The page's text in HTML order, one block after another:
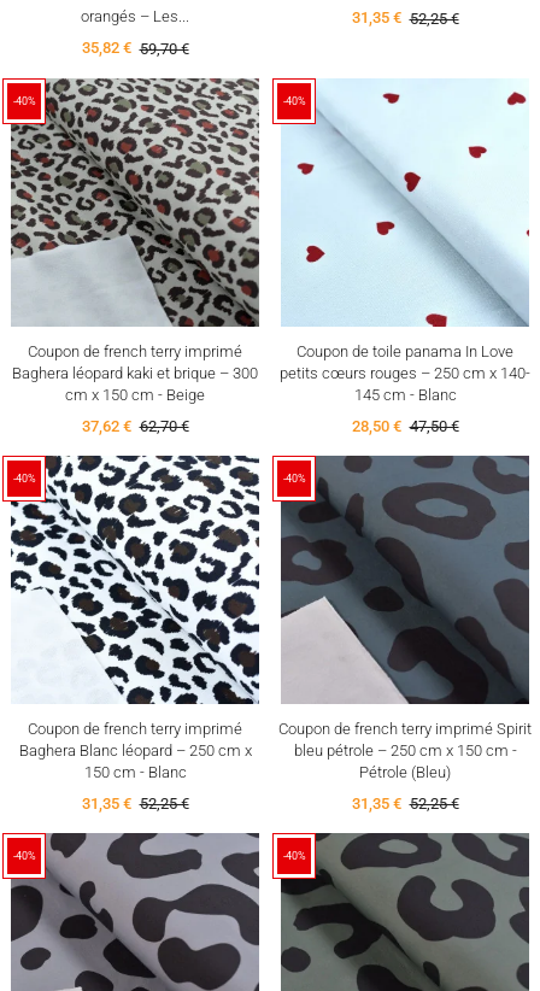
orangés – Les...
35,82 € 59,70 €
31,35 € 52,25 €
-40%
Coupon de french terry imprimé
Baghera léopard kaki et brique – 300
cm x 150 cm - Beige
37,62 € 62,70 €
-40%
Coupon de toile panama In Love
petits cœurs rouges – 250 cm x 140-
145 cm - Blanc
28,50 € 47,50 €
-40%
Coupon de french terry imprimé
Baghera Blanc léopard – 250 cm x
150 cm - Blanc
31,35 € 52,25 €
-40%
Coupon de french terry imprimé Spirit
bleu pétrole – 250 cm x 150 cm -
Pétrole (Bleu)
31,35 € 52,25 €
-40% -40%